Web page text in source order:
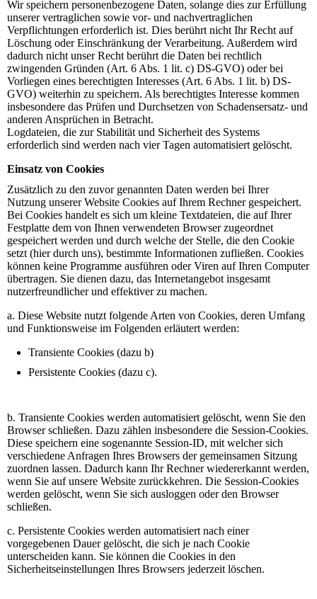
Wir speichern personenbezogene Daten, solange dies zur Erfüllung
unserer vertraglichen sowie vor- und nachvertraglichen
Verpflichtungen erforderlich ist. Dies berührt nicht Ihr Recht auf
Löschung oder Einschränkung der Verarbeitung. Außerdem wird
dadurch nicht unser Recht berührt die Daten bei rechtlich
zwingenden Gründen (Art. 6 Abs. 1 lit. c) DS-GVO) oder bei
Vorliegen eines berechtigten Interesses (Art. 6 Abs. 1 lit. b) DS-
GVO) weiterhin zu speichern. Als berechtigtes Interesse kommen
insbesondere das Prüfen und Durchsetzen von Schadensersatz- und
anderen Ansprüchen in Betracht.
Logdateien, die zur Stabilität und Sicherheit des Systems
erforderlich sind werden nach vier Tagen automatisiert gelöscht.
Einsatz von Cookies
Zusätzlich zu den zuvor genannten Daten werden bei Ihrer
Nutzung unserer Website Cookies auf Ihrem Rechner gespeichert.
Bei Cookies handelt es sich um kleine Textdateien, die auf Ihrer
Festplatte dem von Ihnen verwendeten Browser zugeordnet
gespeichert werden und durch welche der Stelle, die den Cookie
setzt (hier durch uns), bestimmte Informationen zufließen. Cookies
können keine Programme ausführen oder Viren auf Ihren Computer
übertragen. Sie dienen dazu, das Internetangebot insgesamt
nutzerfreundlicher und effektiver zu machen.
a. Diese Website nutzt folgende Arten von Cookies, deren Umfang
und Funktionsweise im Folgenden erläutert werden:
Transiente Cookies (dazu b)
Persistente Cookies (dazu c).
b. Transiente Cookies werden automatisiert gelöscht, wenn Sie den
Browser schließen. Dazu zählen insbesondere die Session-Cookies.
Diese speichern eine sogenannte Session-ID, mit welcher sich
verschiedene Anfragen Ihres Browsers der gemeinsamen Sitzung
zuordnen lassen. Dadurch kann Ihr Rechner wiedererkannt werden,
wenn Sie auf unsere Website zurückkehren. Die Session-Cookies
werden gelöscht, wenn Sie sich ausloggen oder den Browser
schließen.
c. Persistente Cookies werden automatisiert nach einer
vorgegebenen Dauer gelöscht, die sich je nach Cookie
unterscheiden kann. Sie können die Cookies in den
Sicherheitseinstellungen Ihres Browsers jederzeit löschen.